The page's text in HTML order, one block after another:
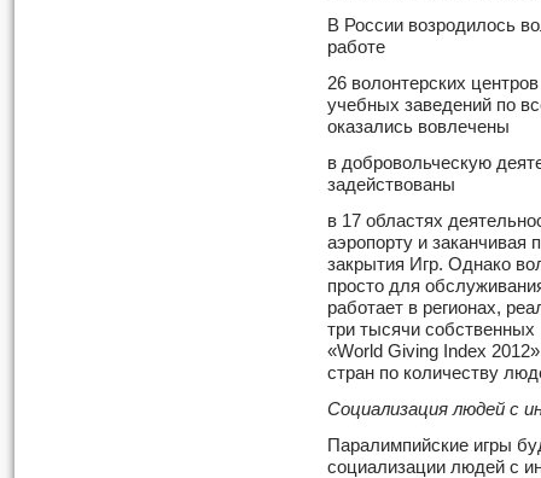
В России возродилось
работе
26 волонтерских
учебных заведений по
оказались вовлечены
в добровольческую
задействованы
в 17 областях
аэропорту и
закрытия Игр. Однако
просто для
работает в регионах,
три тысячи
«World Giving Index
стран по количеству
Социализация людей с
Паралимпийские игры
социализации людей с